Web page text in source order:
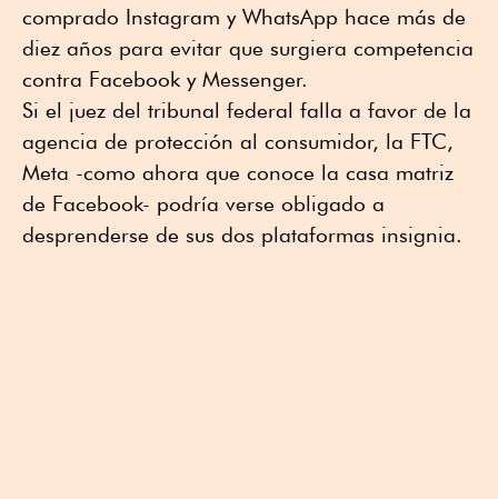
comprado Instagram y WhatsApp hace más de
diez años para evitar que surgiera competencia
contra Facebook y Messenger.
Si el juez del tribunal federal falla a favor de la
agencia de protección al consumidor, la FTC,
Meta -como ahora que conoce la casa matriz
de Facebook- podría verse obligado a
desprenderse de sus dos plataformas insignia.